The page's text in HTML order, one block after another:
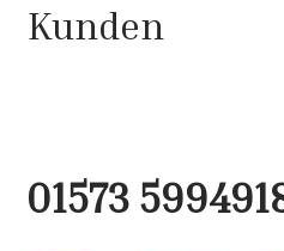
Kunden
01573